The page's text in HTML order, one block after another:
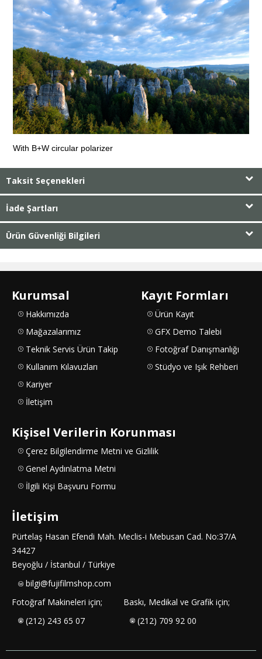
With B+W circular polarizer
Taksit Seçenekleri
İade Şartları
Ürün Güvenliği Bilgileri
Kurumsal
Hakkımızda
Mağazalarımız
Teknik Servis Ürün Takip
Kullanım Kılavuzları
Kariyer
İletişim
Kayıt Formları
Ürün Kayıt
GFX Demo Talebi
Fotoğraf Danışmanlığı
Stüdyo ve Işık Rehberi
Kişisel Verilerin Korunması
Çerez Bilgilendirme Metni ve Gizlilik
Genel Aydınlatma Metni
İlgili Kişi Başvuru Formu
İletişim
Pürtelaş Hasan Efendi Mah. Meclis-i Mebusan Cad. No:37/A
34427
Beyoğlu / İstanbul / Türkiye
bilgi@fujifilmshop.com
Fotoğraf Makineleri için;
(212) 243 65 07
Baskı, Medikal ve Grafik için;
(212) 709 92 00